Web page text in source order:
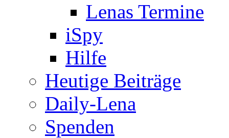
Lenas Termine
iSpy
Hilfe
Heutige Beiträge
Daily-Lena
Spenden